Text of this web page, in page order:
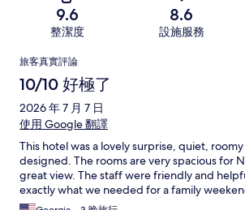
9.6
整潔度
8.6
設施服務
評
論
旅客真實評論
10/10 好極了
2026 年 7 月 7 日
使用 Google 翻譯
This hotel was a lovely surprise, quiet,
designed. The rooms are very spacious for
great view. The staff were friendly and
exactly what we needed for a family